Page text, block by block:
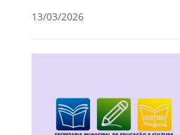
13/03/2026